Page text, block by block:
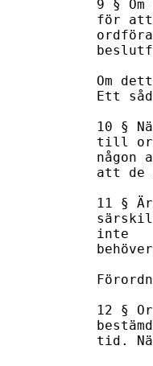
9 §
för att
Om
Ett
10 §
till
någon
att de
11 §
inte
12 §
bestämd
tid.